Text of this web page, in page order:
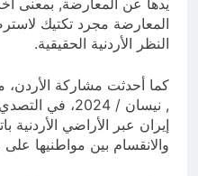
يدها عن المعارضة, بمعنى
المعارضة مجرد تكتيك
النظر الأردنية الحقيقية.
, نيسان / 2024،
إيران عبر الأراضي الأردنية
والانقسام بين مواطنيها